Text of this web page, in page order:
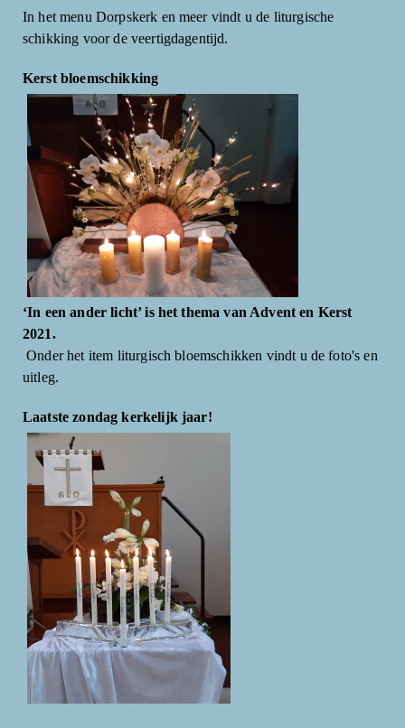
In het menu Dorpskerk en meer vindt u de liturgische
schikking voor de veertigdagentijd.
Kerst bloemschikking
‘In een ander licht’ is het thema van Advent en Kerst
2021.
Onder het item liturgisch bloemschikken vindt u de foto's en
uitleg.
Laatste zondag kerkelijk jaar!